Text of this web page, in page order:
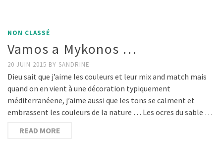
NON CLASSÉ
Vamos a Mykonos …
20 JUIN 2015 BY SANDRINE
Dieu sait que j’aime les couleurs et leur mix and match mais
quand on en vient à une décoration typiquement
méditerranéene, j’aime aussi que les tons se calment et
embrassent les couleurs de la nature … Les ocres du sable …
READ MORE